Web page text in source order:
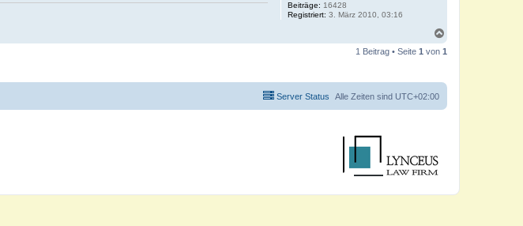
Beiträge: 16428
Registriert: 3. März 2010, 03:16
c
b
n
1 Beitrag • Seite 1 von 1
Alle Zeiten sind UTC+02:00
Server Status